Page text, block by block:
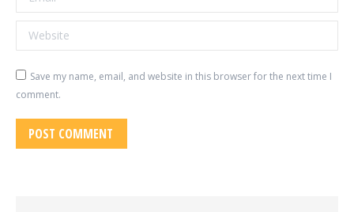
Website
Save my name, email, and website in this browser for the next time I
comment.
POST COMMENT